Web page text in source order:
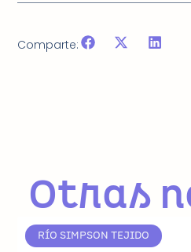
Comparte:
Otras
RÍO SIMPSON TEJIDO